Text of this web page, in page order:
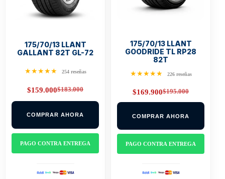
175/70/13 LLANT
GALLANT 82T GL-72
★★★★★ 254 reseñas
$183.000
Original
price
$183.000.
$159.000Current
price
$159.000.
COMPRAR AHORA
PAGO CONTRA ENTREGA
175/70/13 LLANT
GOODRIDE TL RP28
82T
★★★★★ 226 reseñas
$195.000
Original
price
$195.000.
$169.900Current
price
$169.900.
COMPRAR AHORA
PAGO CONTRA ENTREGA